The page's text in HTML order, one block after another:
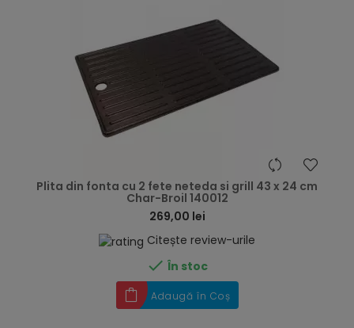
Plita din fonta cu 2 fete neteda si grill 43 x 24 cm
Char-Broil 140012
269,00 lei
Citește review-urile
 În stoc
Adaugă în Coș